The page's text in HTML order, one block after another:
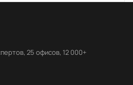
25 офисов, 12 000+